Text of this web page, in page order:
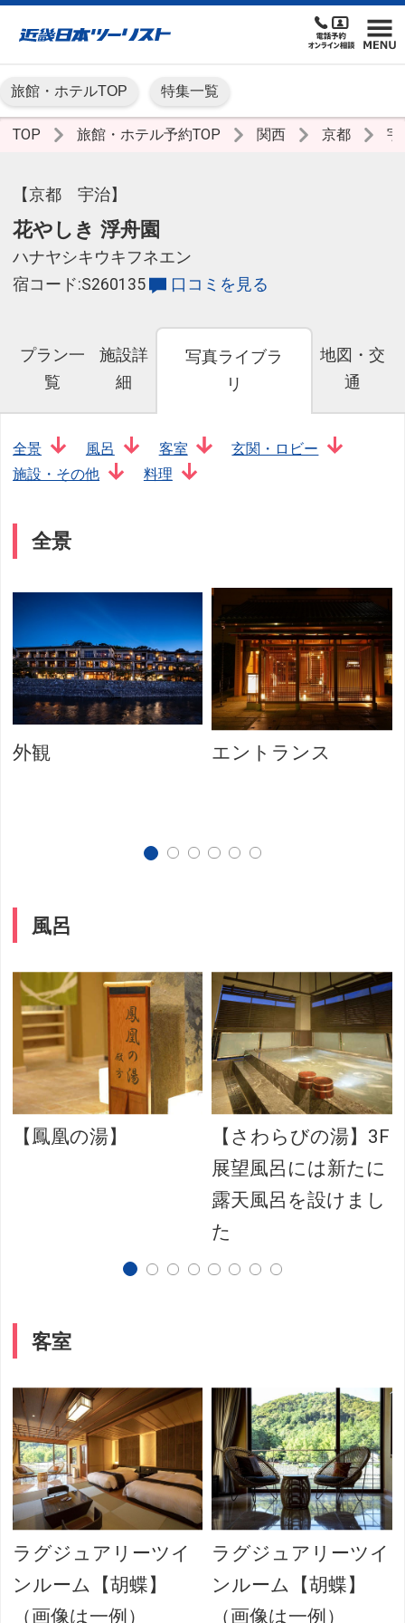
旅館・ホテルTOP 特集一覧
TOP 旅館・ホテル予約TOP 関西 京都
【京都 宇治】
花やしき 浮舟園
ハナヤシキウキフネエン
宿コード:S260135
口コミを見る
プラン一
覧
施設詳
細
写真ライブラ
リ
地図・交
通
全景 風呂 客室
玄関・ロビー
施設・その他
料理
全景
外観 エントランス
風呂
【鳳凰の湯】
【さわらびの湯】3F
展望風呂には新たに
露天風呂を設けまし
た
客室
ラグジュアリーツイ
ンルーム【胡蝶】
（画像は一例）
ラグジュアリーツイ
ンルーム【胡蝶】
（画像は一例）